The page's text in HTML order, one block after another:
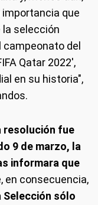
importancia que
la selección
del
Qatar 2022',
en su historia",
resolución fue
9 de marzo, la
informara que
en consecuencia,
sólo